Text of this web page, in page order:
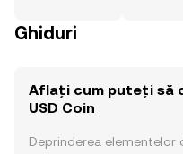
Ghiduri
Aflați cum puteți să
USD Coin
Deprinderea elementelor